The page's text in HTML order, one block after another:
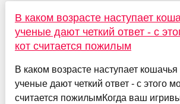
В каком возрасте наступает
ученые дают четкий ответ - с
кот считается пожилым
В каком возрасте наступает кошачья
ученые дают четкий ответ - с этого
считается пожилымКогда ваш